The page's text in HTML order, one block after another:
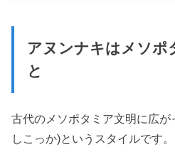
アヌンナキはメソポ
と
古代のメソポタミア文明に広が
しこっか)というスタイルです。